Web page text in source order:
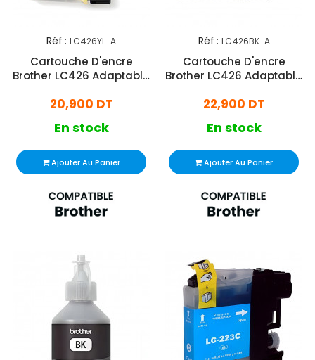
Réf : LC426YL-A
Cartouche D'encre
Brother LC426 Adaptable
20,900 DT
En stock
Ajouter Au Panier
Réf : LC426BK-A
Cartouche D'encre
Brother LC426 Adaptable
22,900 DT
En stock
Ajouter Au Panier